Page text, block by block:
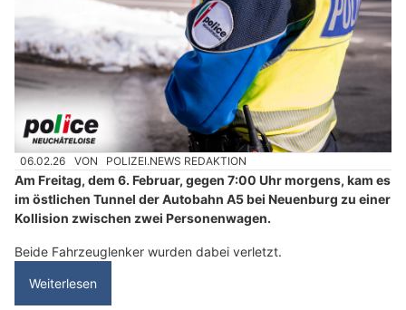
06.02.26 VON POLIZEI.NEWS REDAKTION
Am Freitag, dem 6. Februar, gegen 7:00 Uhr morgens, kam es
im östlichen Tunnel der Autobahn A5 bei Neuenburg zu einer
Kollision zwischen zwei Personenwagen.
Beide Fahrzeuglenker wurden dabei verletzt.
Weiterlesen